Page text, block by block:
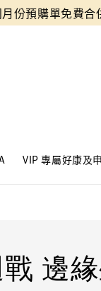
VIP 專屬好康及
邊